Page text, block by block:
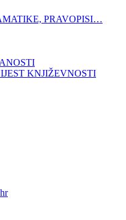
PRAVOPISI…
KNJIŽEVNOSTI